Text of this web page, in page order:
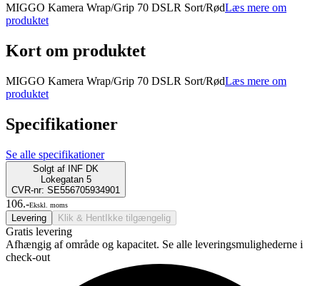
MIGGO Kamera Wrap/Grip 70 DSLR Sort/RødLæs mere om
produktet
Kort om produktet
MIGGO Kamera Wrap/Grip 70 DSLR Sort/RødLæs mere om
produktet
Specifikationer
Se alle specifikationer
Solgt af
INF DK
Lokegatan 5
CVR-nr: SE556705934901
106.-Ekskl. moms
Levering Klik & Hent Ikke tilgængelig
Gratis levering
Afhængig af område og kapacitet. Se alle leveringsmulighederne i
check-out